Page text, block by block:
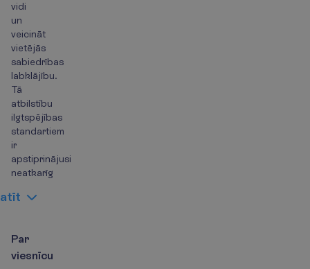
vidi
un
veicināt
vietējās
sabiedrības
labklājību.
Tā
atbilstību
ilgtspējības
standartiem
ir
apstiprinājusi
neatkarīg
atīt
Par
viesnīcu